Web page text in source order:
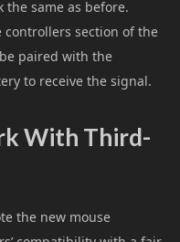
same as before.
controllers section of the
paired with the
to receive the signal.
With Third-
the new mouse